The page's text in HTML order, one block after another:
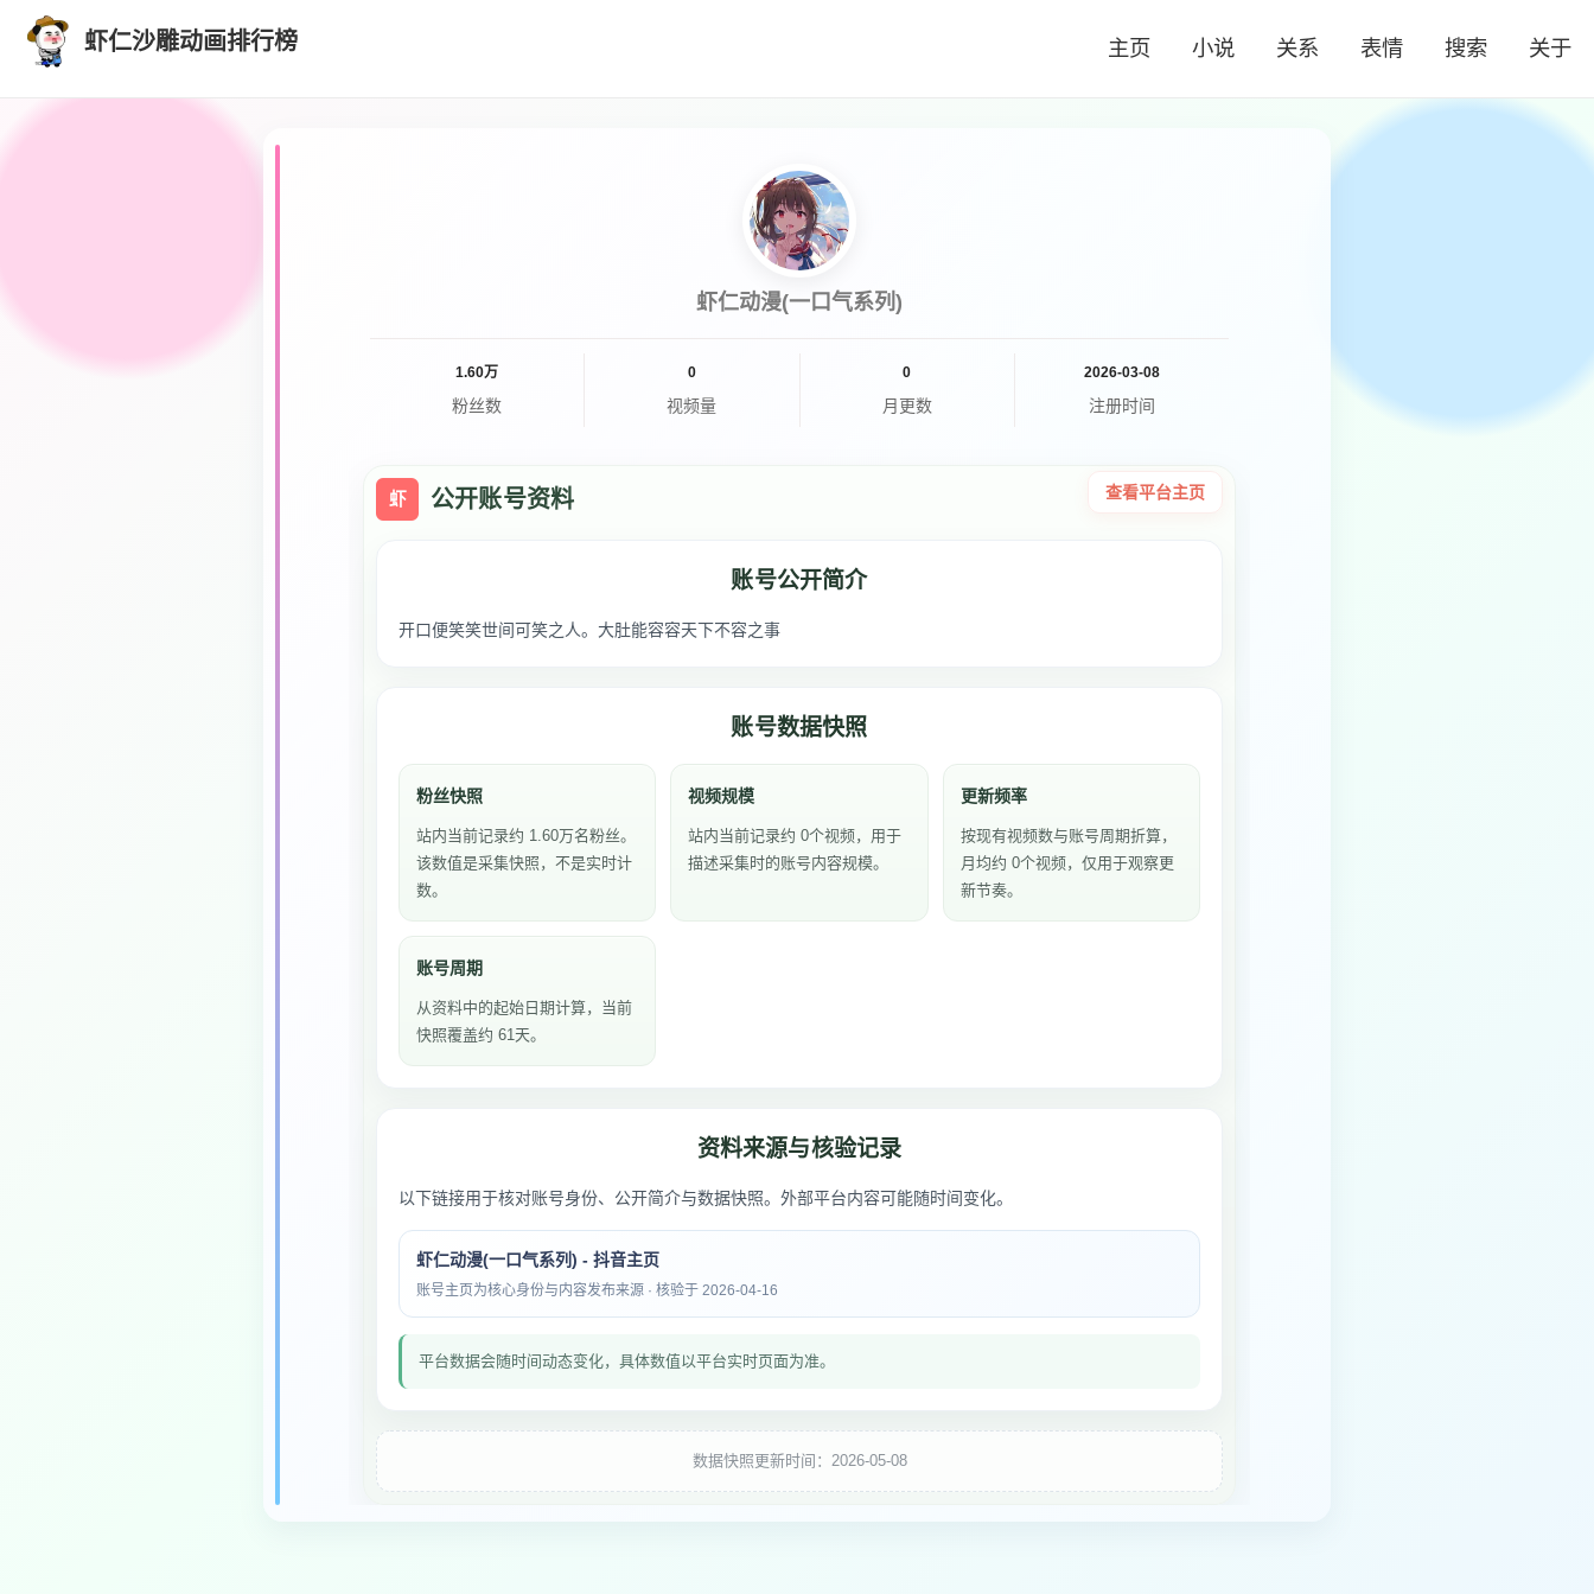
虾仁沙雕动画排行榜 主页 小说 关系 表情 搜索 关于
虾仁动漫(一口气系列)
1.60万
粉丝数
0
视频量
0
月更数
2026-03-08
注册时间
虾 公开账号资料 查看平台主页
账号公开简介
开口便笑笑世间可笑之人。大肚能容容天下不容之事
账号数据快照
粉丝快照
站内当前记录约 1.60万名粉丝。
该数值是采集快照，不是实时计
数。
视频规模
站内当前记录约 0个视频，用于
描述采集时的账号内容规模。
更新频率
按现有视频数与账号周期折算，
月均约 0个视频，仅用于观察更
新节奏。
账号周期
从资料中的起始日期计算，当前
快照覆盖约 61天。
资料来源与核验记录
以下链接用于核对账号身份、公开简介与数据快照。外部平台内容可能随时间变化。
虾仁动漫(一口气系列) - 抖音主页
账号主页为核心身份与内容发布来源 · 核验于 2026-04-16
平台数据会随时间动态变化，具体数值以平台实时页面为准。
数据快照更新时间：2026-05-08